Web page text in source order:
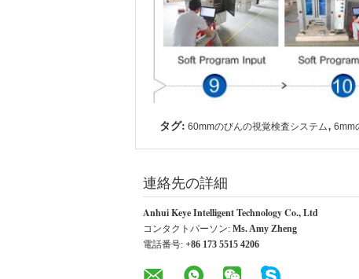
タグ: 60mmのびんの視覚検査システム, 6mm
連絡先の詳細
Anhui Keye Intelligent Technology Co., Ltd
コンタクトパーソン: Ms. Amy Zheng
電話番号: +86 173 5515 4206